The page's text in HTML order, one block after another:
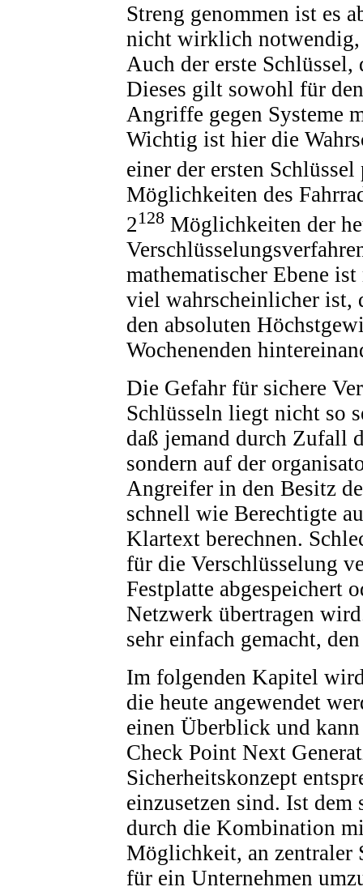
Streng genommen ist es
nicht wirklich notwendig,
Auch der erste
Dieses gilt sowohl für
Angriffe gegen Systeme
Wichtig ist hier die
einer der ersten
Möglichkeiten des
2128 Möglichkeiten der
mathematischer Ebene
viel wahrscheinlicher ist,
den absoluten
Wochenenden
Die Gefahr für sichere
Schlüsseln liegt nicht so
daß jemand durch Zufall
sondern auf der
Angreifer in den Besitz
schnell wie Berechtigte
Klartext berechnen.
für die Verschlüsselung
Festplatte abgespeichert
Netzwerk übertragen
sehr einfach gemacht,
Im folgenden Kapitel
die heute angewendet
einen Überblick und
Check Point Next
Sicherheitskonzept
einzusetzen sind. Ist
durch die Kombination
Möglichkeit, an zentraler
für ein Unternehmen